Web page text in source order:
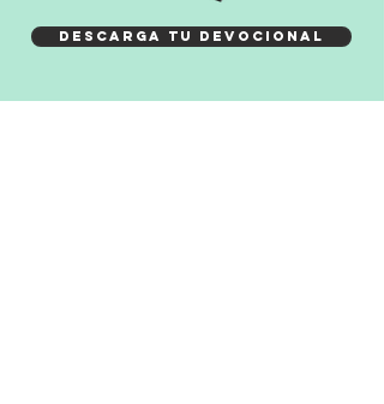
DESCARGA TU DEVOCIONAL